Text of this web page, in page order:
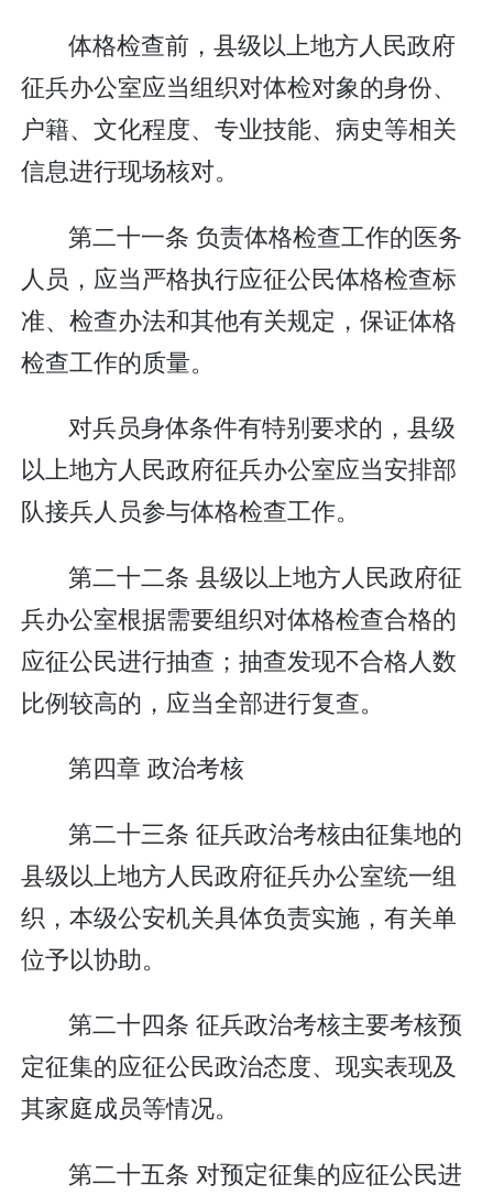
体格检查前，县级以上地方人民政府
征兵办公室应当组织对体检对象的身份、
户籍、文化程度、专业技能、病史等相关
信息进行现场核对。
第二十一条 负责体格检查工作的医务
人员，应当严格执行应征公民体格检查标
准、检查办法和其他有关规定，保证体格
检查工作的质量。
对兵员身体条件有特别要求的，县级
以上地方人民政府征兵办公室应当安排部
队接兵人员参与体格检查工作。
第二十二条 县级以上地方人民政府征
兵办公室根据需要组织对体格检查合格的
应征公民进行抽查；抽查发现不合格人数
比例较高的，应当全部进行复查。
第四章 政治考核
第二十三条 征兵政治考核由征集地的
县级以上地方人民政府征兵办公室统一组
织，本级公安机关具体负责实施，有关单
位予以协助。
第二十四条 征兵政治考核主要考核预
定征集的应征公民政治态度、现实表现及
其家庭成员等情况。
第二十五条 对预定征集的应征公民进